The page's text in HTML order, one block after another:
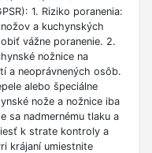
1. Riziko poranenia:
a kuchynských
vážne poranenie. 2.
nožnice na
a neoprávnených osôb.
alebo špeciálne
nože a nožnice iba
sa nadmernému tlaku a
k strate kontroly a
krájaní umiestnite